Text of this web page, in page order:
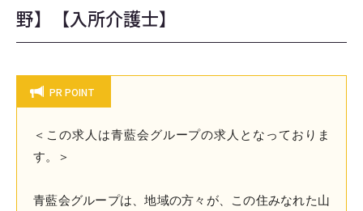
野】【入所介護士】
PR POINT
＜この求人は青藍会グループの求人となっておりま
す。＞
青藍会グループは、地域の方々が、この住みなれた山